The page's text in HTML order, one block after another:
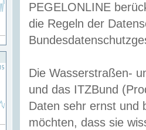
PEGELONLINE
die Regeln der
Die Wasserstraßen-
und das ITZBund
Daten sehr ernst und
möchten, dass sie